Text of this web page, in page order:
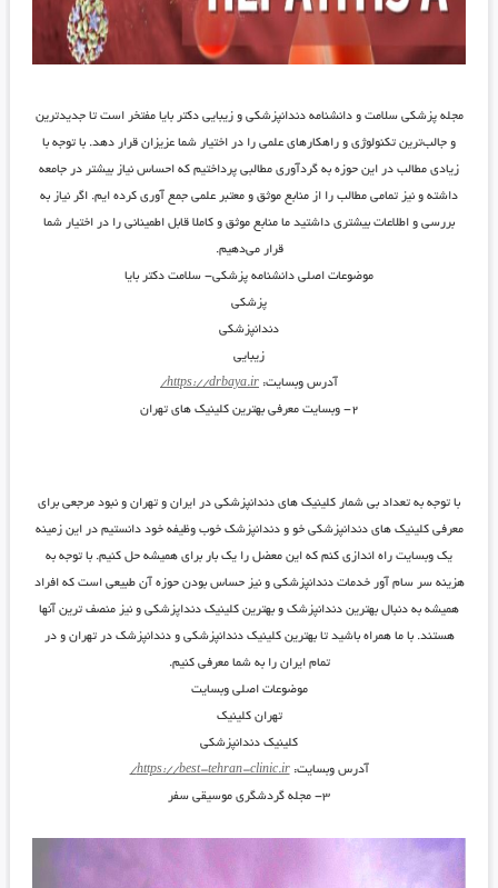
مجله پزشکی سلامت و دانشنامه دندانپزشکی و زیبایی دکتر بایا مفتخر است تا جدیدترین
و جالب‌ترین تکنولوژی و راهکارهای علمی را در اختیار شما عزیزان قرار دهد. با توجه با
زیادی مطالب در این حوزه به گردآوری مطالبی پرداختیم که احساس نیاز بیشتر در جامعه
داشته و نیز تمامی مطالب را از منابع موثق و معتبر علمی جمع آوری کرده ایم. اگر نیاز به
بررسی و اطلاعات بیشتری داشتید ما منابع موثق و کاملا قابل اطمینانی را در اختیار شما
قرار می‌دهیم.
موضوعات اصلی دانشنامه پزشکی- سلامت دکتر بایا
پزشکی
دندانپزشکی
زیبایی
آدرس وبسایت: https://drbaya.ir/
۲- وبسایت معرفی بهترین کلینیک های تهران
با توجه به تعداد بی شمار کلینیک های دندانپزشکی در ایران و تهران و نبود مرجعی برای
معرفی کلینیک های دندانپزشکی خو و دندانپزشک خوب وظیفه خود دانستیم در این زمینه
یک وبسایت راه اندازی کنم که این معضل را یک بار برای همیشه حل کنیم. با توجه به
هزینه سر سام آور خدمات دندانپزشکی و نیز حساس بودن حوزه آن طبیعی است که افراد
همیشه به دنبال بهترین دندانپزشک و بهترین کلینیک دنداپزشکی و نیز منصف ترین آنها
هستند. با ما همراه باشید تا بهترین کلینیک دندانپزشکی و دندانپزشک در تهران و در
تمام ایران را به شما معرفی کنیم.
موضوعات اصلی وبسایت
تهران کلینیک
کلینیک دندانپزشکی
آدرس وبسایت:https://best-tehran-clinic.ir/
۳- مجله گردشگری موسیقی سفر